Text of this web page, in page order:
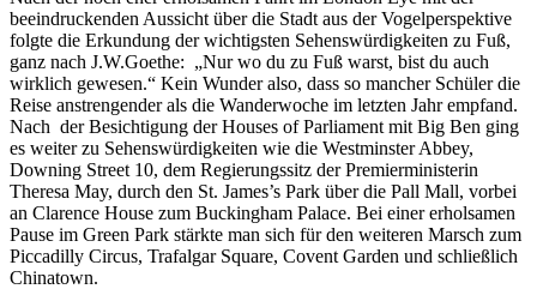
beeindruckenden Aussicht über die Stadt aus der Vogelperspektive
folgte die Erkundung der wichtigsten Sehenswürdigkeiten zu Fuß,
ganz nach J.W.Goethe: „Nur wo du zu Fuß warst, bist du auch
wirklich gewesen.“ Kein Wunder also, dass so mancher Schüler die
Reise anstrengender als die Wanderwoche im letzten Jahr empfand.
Nach der Besichtigung der Houses of Parliament mit Big Ben ging
es weiter zu Sehenswürdigkeiten wie die Westminster Abbey,
Downing Street 10, dem Regierungssitz der Premierministerin
Theresa May, durch den St. James’s Park über die Pall Mall, vorbei
an Clarence House zum Buckingham Palace. Bei einer erholsamen
Pause im Green Park stärkte man sich für den weiteren Marsch zum
Piccadilly Circus, Trafalgar Square, Covent Garden und schließlich
Chinatown.